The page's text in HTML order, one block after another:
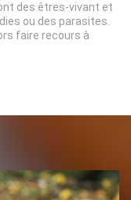
des êtres-vivant et
ou des parasites.
faire recours à